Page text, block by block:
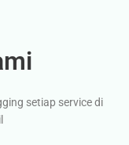
setiap service di